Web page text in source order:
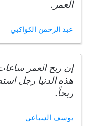
العمر.
عبد الرحمن الكواكبي
إن ربح العمر
هذه الدنيا رجل
ربحاً.
يوسف السباعي